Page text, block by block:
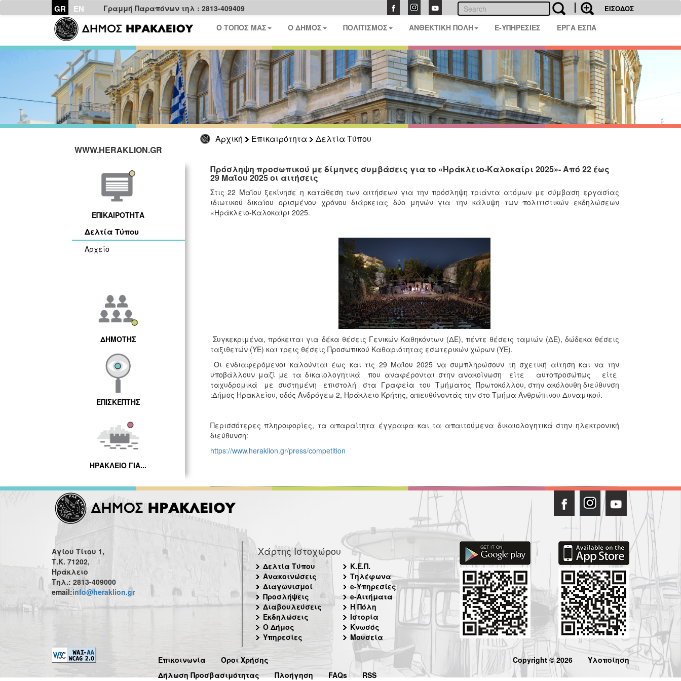
GR EN Γραμμή Παραπόνων τηλ : 2813-409409 ΕΙΣΟΔΟΣ
Ο ΤΟΠΟΣ ΜΑΣ Ο ΔΗΜΟΣ ΠΟΛΙΤΙΣΜΟΣ ΑΝΘΕΚΤΙΚΗ ΠΟΛΗ E-ΥΠΗΡΕΣΙΕΣ ΕΡΓΑ ΕΣΠΑ
Αρχική Επικαιρότητα
Δελτία Τύπου
WWW.HERAKLION.GR
ΕΠΙΚΑΙΡΟΤΗΤΑ
Δελτία Τύπου
Αρχείο
ΔΗΜΟΤΗΣ
ΕΠΙΣΚΕΠΤΗΣ
ΗΡΑΚΛΕΙΟ ΓΙΑ...
Πρόσληψη προσωπικού με δίμηνες συμβάσεις για το «Ηράκλειο-Καλοκαίρι 2025»- Από 22 έως
29 Μαΐου 2025 οι αιτήσεις
Στις 22 Μαΐου ξεκίνησε η κατάθεση των αιτήσεων για την πρόσληψη τριάντα ατόμων με σύμβαση εργασίας
ιδιωτικού δικαίου ορισμένου χρόνου διάρκειας δύο μηνών για την κάλυψη των πολιτιστικών εκδηλώσεων
«Ηράκλειο-Καλοκαίρι 2025.
Συγκεκριμένα, πρόκειται για δέκα θέσεις Γενικών Καθηκόντων (ΔΕ), πέντε θέσεις ταμιών (ΔΕ), δώδεκα θέσεις
ταξιθετών (ΥΕ) και τρεις θέσεις Προσωπικού Καθαριότητας εσωτερικών χώρων (ΥΕ).
Οι ενδιαφερόμενοι καλούνται έως και τις 29 Μαΐου 2025 να συμπληρώσουν τη σχετική αίτηση και να την
υποβάλλουν μαζί με τα δικαιολογητικά που αναφέρονται στην ανακοίνωση είτε αυτοπροσώπως είτε
ταχυδρομικά με συστημένη επιστολή στα Γραφεία του Τμήματος Πρωτοκόλλου, στην ακόλουθη διεύθυνση
:Δήμος Ηρακλείου, οδός Ανδρόγεω 2, Ηράκλειο Κρήτης, απευθύνοντάς την στο Τμήμα Ανθρώπινου Δυναμικού.
Περισσότερες πληροφορίες, τα απαραίτητα έγγραφα και τα απαιτούμενα δικαιολογητικά στην ηλεκτρονική
διεύθυνση:
https://www.heraklion.gr/press/competition
Αγίου Τίτου 1,
Τ.Κ. 71202,
Ηράκλειο
Τηλ.: 2813-409000
email:info@heraklion.gr
Χάρτης Ιστοχώρου
Δελτία Τύπου
Ανακοινώσεις
Διαγωνισμοί
Προσλήψεις
Διαβουλεύσεις
Εκδηλώσεις
Ο Δήμος
Υπηρεσίες
Κ.Ε.Π.
Τηλέφωνα
e-Υπηρεσίες
e-Αιτήματα
Η Πόλη
Ιστορία
Κνωσός
Μουσεία
Επικοινωνία
Όροι Χρήσης
Δήλωση Προσβασιμότητας
Πλοήγηση FAQs RSS
Copyright © 2026 Υλοποίηση